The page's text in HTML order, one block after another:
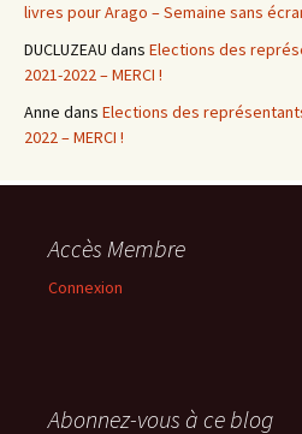
livres pour Arago – Semaine sans
DUCLUZEAU dans Elections des
2021-2022 – MERCI !
Anne dans Elections des
2022 – MERCI !
Accès Membre
Connexion
Abonnez-vous à ce blog